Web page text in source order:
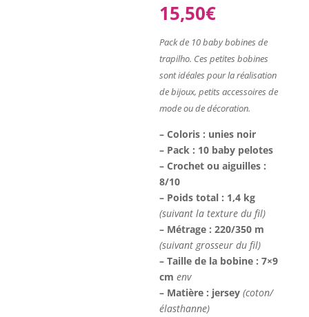
15,50€
Pack de 10 baby bobines de
trapilho. Ces petites bobines
sont idéales pour la réalisation
de bijoux, petits accessoires de
mode ou de décoration.
– Coloris : unies noir
– Pack : 10 baby pelotes
– Crochet ou aiguilles :
8/10
– Poids total : 1,4 kg
(suivant la texture du fil)
– Métrage : 220/350 m
(suivant grosseur du fil)
– Taille de la bobine : 7×9
cmenv
– Matière : jersey(coton/
élasthanne)